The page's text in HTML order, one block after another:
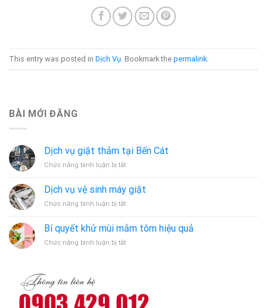
This entry was posted in Dịch Vụ . Bookmark the permalink
BÀI MỚI ĐĂNG
Dịch vụ giặt thảm tại Bến Cát
Chức năng bình luận bị tắtở
giặt
thảm
Bến
Dịch vụ vệ sinh máy giặt
Chức năng bình luận bị tắtở
vụ
vệ
sinh
Bí quyết khử mùi mắm tôm hiệu quả
Chức năng bình luận bị tắtở
mắm
tôm